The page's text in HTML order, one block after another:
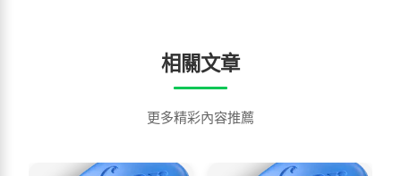
相關文章
更多精彩內容推薦